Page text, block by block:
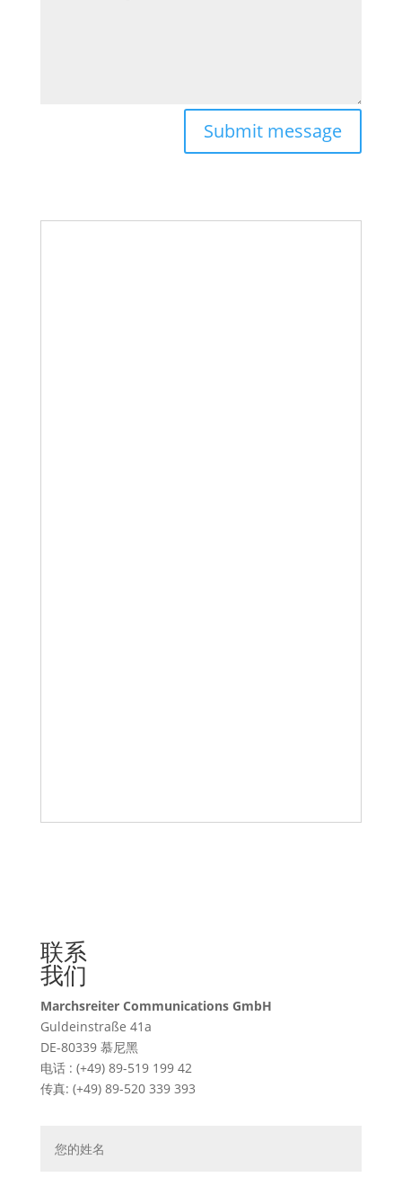
Submit message
联系
我们
Marchsreiter Communications GmbH
Guldeinstraße 41a
DE-80339 慕尼黑
电话 : (+49) 89-519 199 42
传真: (+49) 89-520 339 393